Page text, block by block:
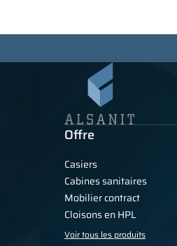
Offre
Casiers
Cabines sanitaires
Mobilier contract
Cloisons en HPL
Voir tous les produits